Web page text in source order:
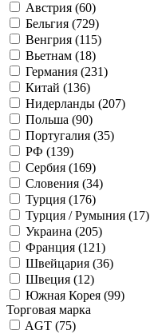
Австрия (60)
Бельгия (729)
Венгрия (115)
Вьетнам (18)
Германия (231)
Китай (136)
Нидерланды (207)
Польша (90)
Португалия (35)
РФ (139)
Сербия (169)
Словения (34)
Турция (176)
Турция / Румыния (17)
Украина (205)
Франция (121)
Швейцария (36)
Швеция (12)
Южная Корея (99)
Торговая марка
AGT (75)